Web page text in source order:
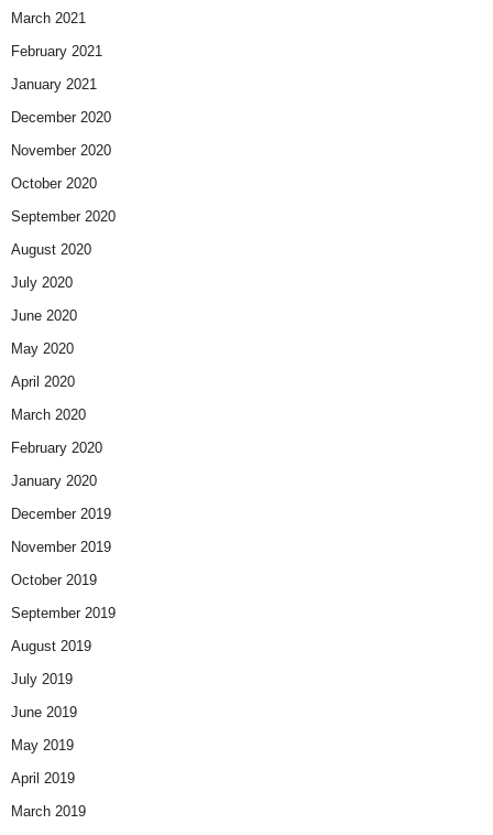
March 2021
February 2021
January 2021
December 2020
November 2020
October 2020
September 2020
August 2020
July 2020
June 2020
May 2020
April 2020
March 2020
February 2020
January 2020
December 2019
November 2019
October 2019
September 2019
August 2019
July 2019
June 2019
May 2019
April 2019
March 2019